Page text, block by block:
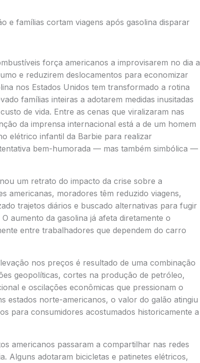
e famílias cortam viagens após gasolina disparar
força americanos a improvisarem no dia a
e reduzirem deslocamentos para economizar
nos Estados Unidos tem transformado a rotina
famílias inteiras a adotarem medidas inusitadas
de vida. Entre as cenas que viralizaram nas
da imprensa internacional está a de um homem
elétrico infantil da Barbie para realizar
bem-humorada — mas também simbólica —
um retrato do impacto da crise sobre a
americanas, moradores têm reduzido viagens,
trajetos diários e buscado alternativas para fugir
aumento da gasolina já afeta diretamente o
entre trabalhadores que dependem do carro
nos preços é resultado de uma combinação
geopolíticas, cortes na produção de petróleo,
e oscilações econômicas que pressionam o
estados norte-americanos, o valor do galão atingiu
para consumidores acostumados historicamente a
americanos passaram a compartilhar nas redes
Alguns adotaram bicicletas e patinetes elétricos,